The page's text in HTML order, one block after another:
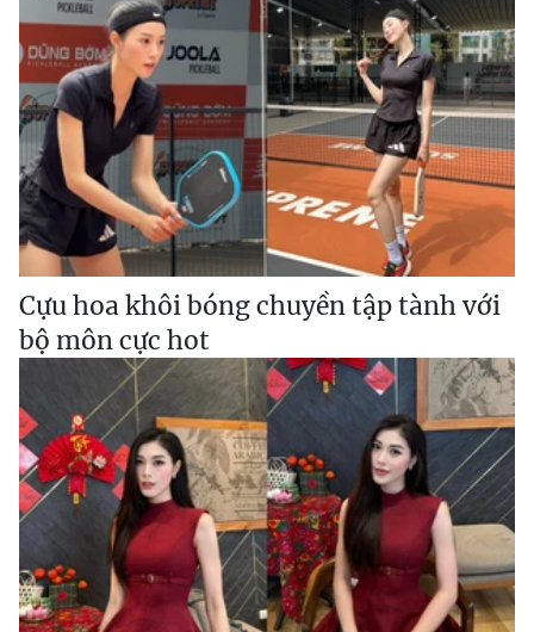
Cựu hoa khôi bóng chuyền tập tành với
bộ môn cực hot